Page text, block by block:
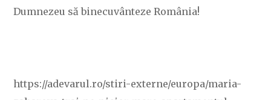
Dumnezeu să binecuvânteze România!
https://adevarul.ro/stiri-externe/europa/maria-